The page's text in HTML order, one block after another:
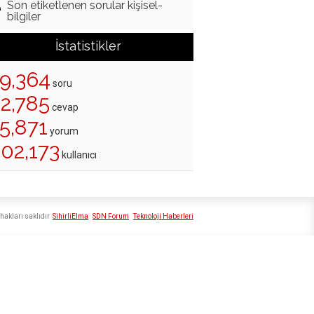
Son etiketlenen sorular kişisel-
bilgiler
İstatistikler
soru
cevap
yorum
kullanıcı
SihirliElma SDN Forum Teknoloji Haberleri
saklıdır